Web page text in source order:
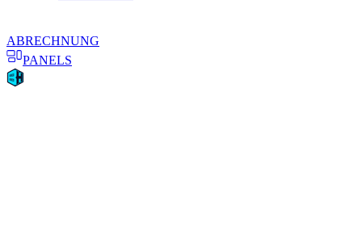
ABRECHNUNG
PANELS